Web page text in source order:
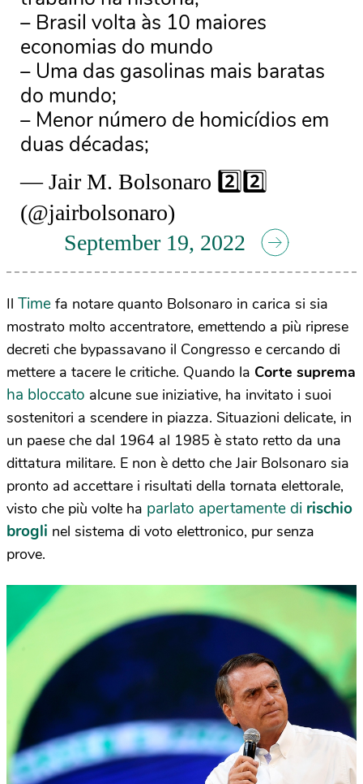
– Brasil volta às 10 maiores
economias do mundo
– Uma das gasolinas mais baratas
do mundo;
– Menor número de homicídios em
duas décadas;
— Jair M. Bolsonaro 2️⃣2️⃣
(@jairbolsonaro)
September 19, 2022
Il Time fa notare quanto Bolsonaro in carica si sia
mostrato molto accentratore, emettendo a più riprese
decreti che bypassavano il Congresso e cercando di
mettere a tacere le critiche. Quando la Corte suprema
ha bloccato alcune sue iniziative, ha invitato i suoi
sostenitori a scendere in piazza. Situazioni delicate, in
un paese che dal 1964 al 1985 è stato retto da una
dittatura militare. E non è detto che Jair Bolsonaro sia
pronto ad accettare i risultati della tornata elettorale,
visto che più volte ha parlato apertamente di rischio
brogli nel sistema di voto elettronico, pur senza
prove.